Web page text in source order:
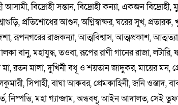
আসামী, বিদ্রোহী সন্তান, বিদ্রোহী কন্যা, একজন বিদ্রোহী,
প্রতিশোধের আগুন, অগ্নিস্বাক্ষর, ঘরের সুখ, প্রতারক,
রূপনগরের রাজকন্যা, আত্মবিশ্বাস, আত্মপ্রকাশ,
বানু, মহাযুদ্ধ, তওবা, রূপের রাণী গানের রাজা,
রতন মালা, দুখিনী বধূ ও শয়তান জাদুকর, মায়ের মন,
সিপাহী, বাঘা আকবর, প্রেমকাহিনী, জনি
নিষ্পত্তি, মহা গ্যান্জাম, অন্ধবধূ, আইন আদালত, সেই